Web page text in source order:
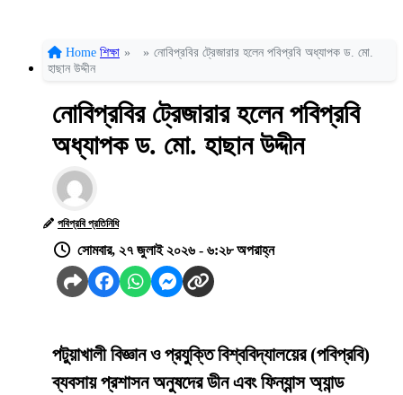
Home শিক্ষা » » নোবিপ্রবির ট্রেজারার হলেন পবিপ্রবি অধ্যাপক ড. মো.
হাছান উদ্দীন
নোবিপ্রবির ট্রেজারার হলেন পবিপ্রবি
অধ্যাপক ড. মো. হাছান উদ্দীন
পবিপ্রবি প্রতিনিধি
সোমবার, ২৭ জুলাই ২০২৬ - ৬:২৮ অপরাহ্ন
পটুয়াখালী বিজ্ঞান ও প্রযুক্তি বিশ্ববিদ্যালয়ের (পবিপ্রবি)
ব্যবসায় প্রশাসন অনুষদের ডীন এবং ফিন্যান্স অ্যান্ড